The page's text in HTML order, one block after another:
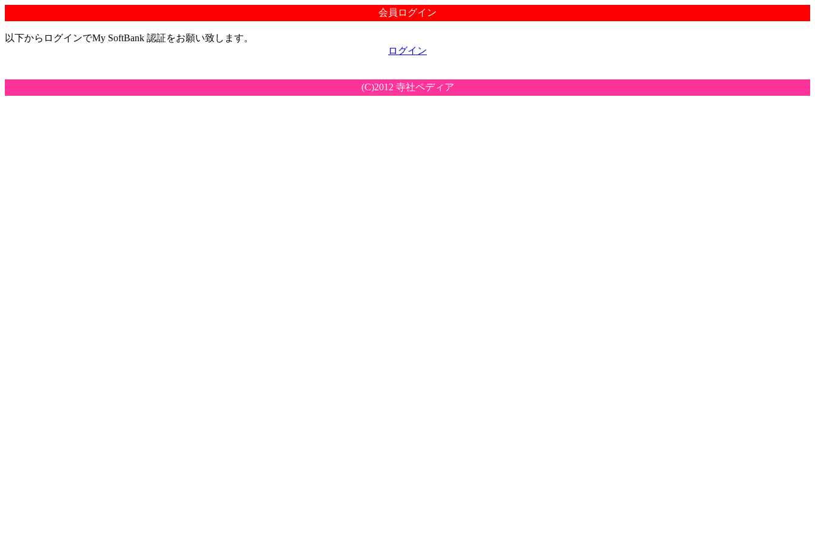
会員ログイン
以下からログインでMy SoftBank 認証をお願い致します。
ログイン
(C)2012 寺社ペディア